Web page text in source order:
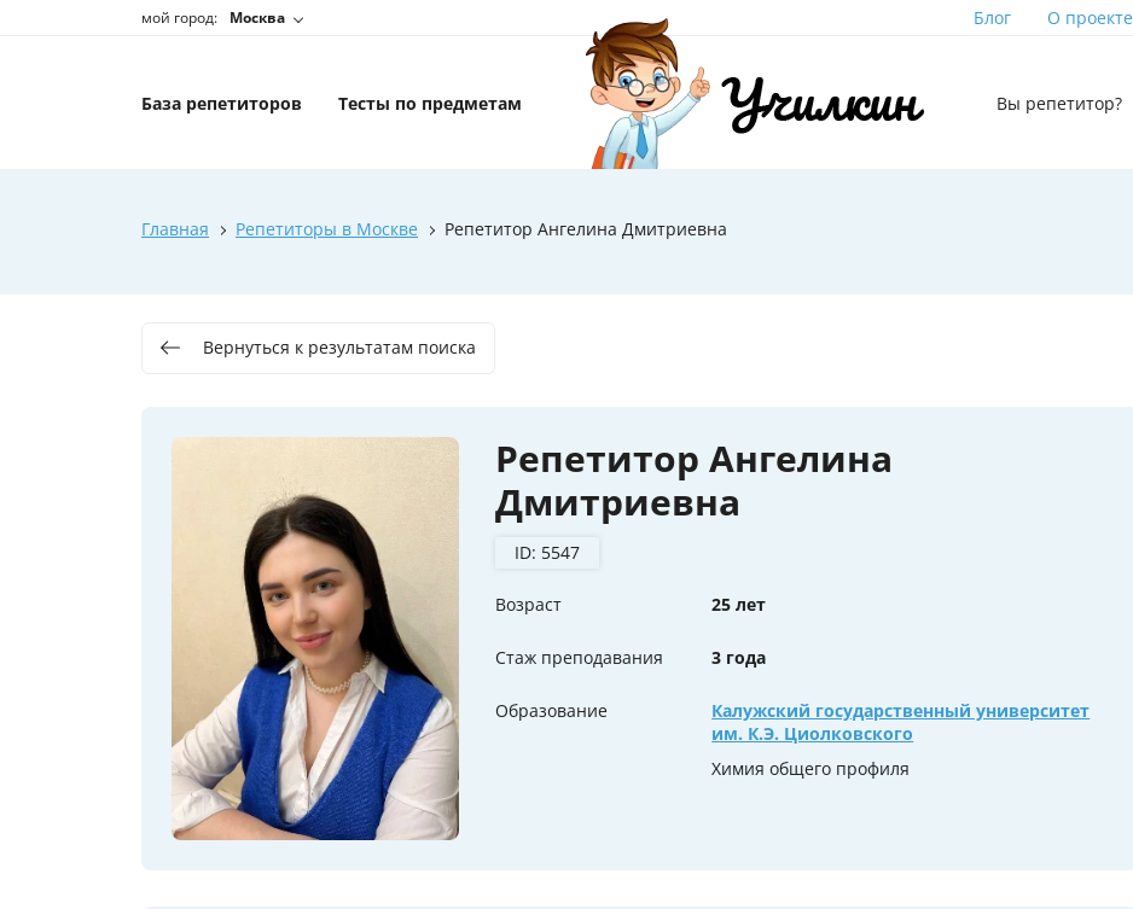
мой город: Москва Блог О проекте
База репетиторов Тесты по предметам Вы репетитор?
Главная Репетиторы в Москве Репетитор Ангелина Дмитриевна
Вернуться к результатам поиска
Репетитор Ангелина
Дмитриевна
ID: 5547
Возраст 25 лет
Стаж преподавания 3 года
Образование
Калужский государственный университет
им. К.Э. Циолковского
Химия общего профиля